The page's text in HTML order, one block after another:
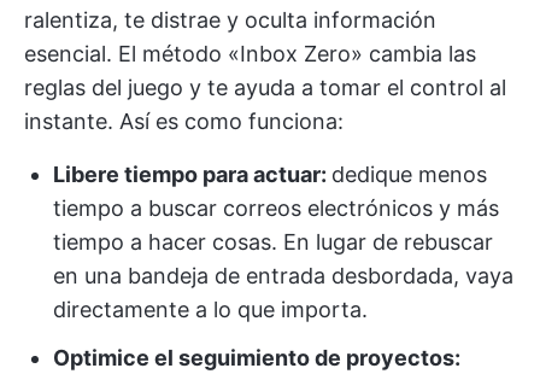
ralentiza, te distrae y oculta información
esencial. El método «Inbox Zero» cambia las
reglas del juego y te ayuda a tomar el control al
instante. Así es como funciona:
Libere tiempo para actuar: dedique menos
tiempo a buscar correos electrónicos y más
tiempo a hacer cosas. En lugar de rebuscar
en una bandeja de entrada desbordada, vaya
directamente a lo que importa.
Optimice el seguimiento de proyectos: